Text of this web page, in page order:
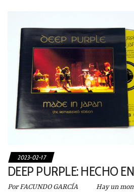
2023-02-17
DEEP PURPLE: HECHO
Por FACUNDO GARCÍA Hay un